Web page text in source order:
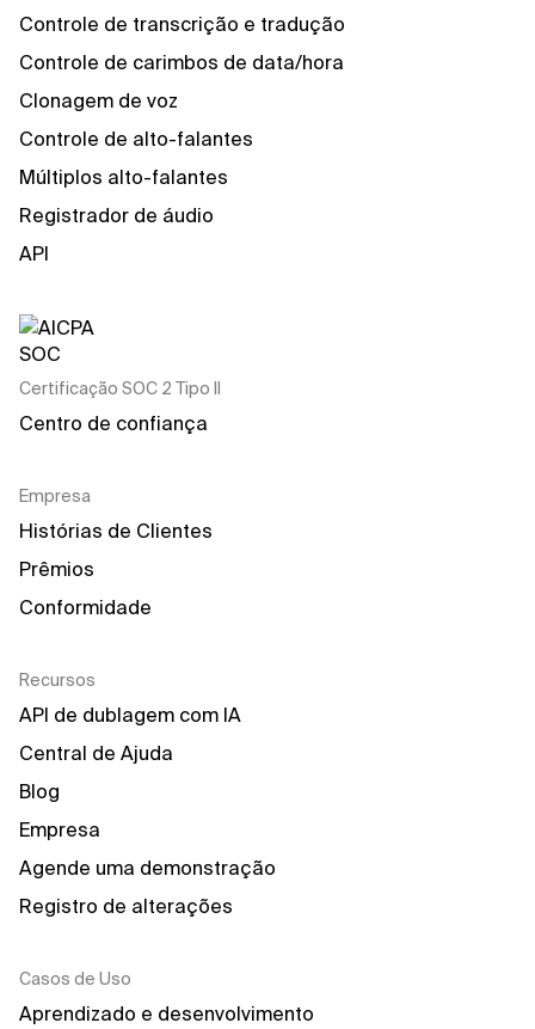
Controle de transcrição e tradução
Controle de carimbos de data/hora
Clonagem de voz
Controle de alto-falantes
Múltiplos alto-falantes
Registrador de áudio
API
Certificação SOC 2 Tipo II
Centro de confiança
Empresa
Histórias de Clientes
Prêmios
Conformidade
Recursos
API de dublagem com IA
Central de Ajuda
Blog
Empresa
Agende uma demonstração
Registro de alterações
Casos de Uso
Aprendizado e desenvolvimento